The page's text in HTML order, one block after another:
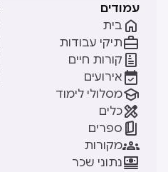
עמודים
בית 
תיקי עבודות
קורות חיים 
אירועים 
מסלולי לימוד
כלים
ספרים 
מקורות
נתוני שכר